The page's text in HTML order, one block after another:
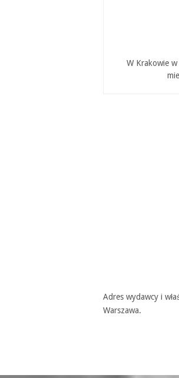
W Krakowie
Adres wydawcy i
Warszawa.